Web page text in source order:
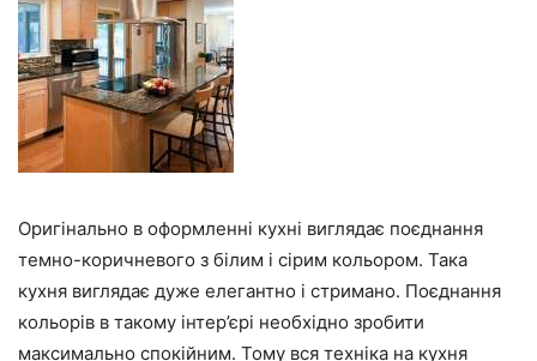
Оригінально в оформленні кухні виглядає поєднання
темно-коричневого з білим і сірим кольором. Така
кухня виглядає дуже елегантно і стримано. Поєднання
кольорів в такому інтер’єрі необхідно зробити
максимально спокійним. Тому вся техніка на кухня